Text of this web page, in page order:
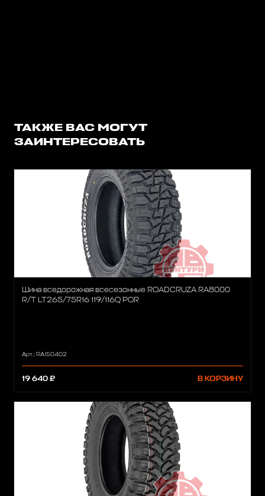
ТАКЖЕ ВАС МОГУТ
ЗАИНТЕРЕСОВАТЬ
Шина вседорожная всесезонные ROADCRUZA RA8000
R/T LT265/75R16 119/116Q POR
Арт.: RA150402
19 640 ₽ В КОРЗИНУ